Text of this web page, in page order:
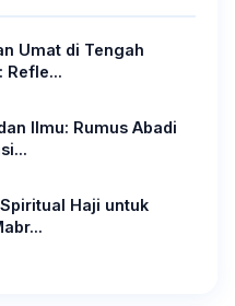
Umat di Tengah
Refle...
Ilmu: Rumus Abadi
Haji untuk